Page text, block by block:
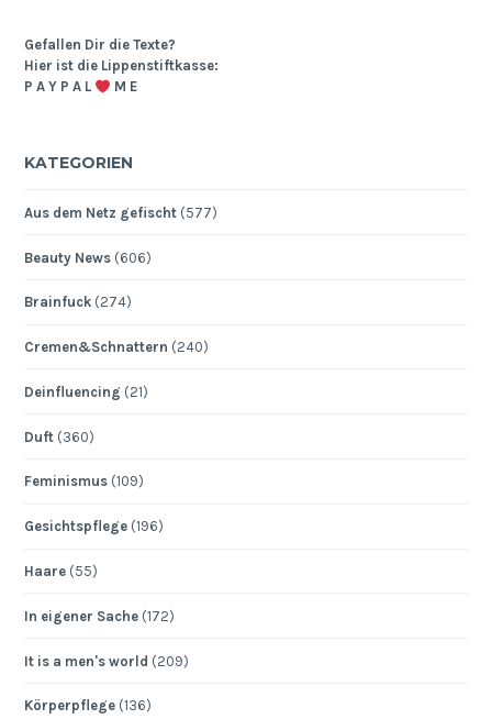
Gefallen Dir die Texte?
Hier ist die Lippenstiftkasse:
P A Y P A L
M E
KATEGORIEN
Aus dem Netz gefischt (577)
Beauty News (606)
Brainfuck (274)
Cremen&Schnattern (240)
Deinfluencing (21)
Duft (360)
Feminismus (109)
Gesichtspflege (196)
Haare (55)
In eigener Sache (172)
It is a men's world (209)
Körperpflege (136)